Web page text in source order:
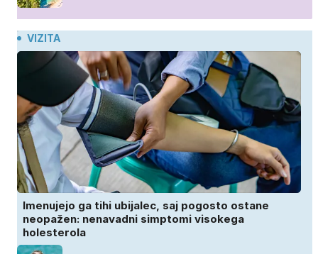
VIZITA
Imenujejo ga tihi ubijalec, saj pogosto ostane
neopažen: nenavadni simptomi visokega
holesterola